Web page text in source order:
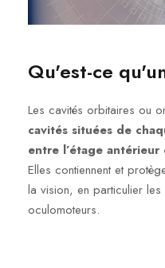
Qu'est-ce
Les cavités orbitaires ou
cavités situées de
entre l’étage
Elles contiennent et
la vision, en particulier
oculomoteurs.